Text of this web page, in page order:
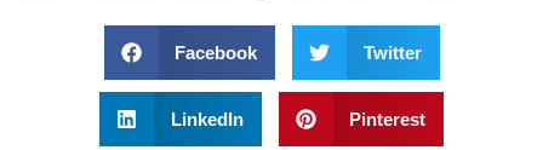
Facebook Twitter
LinkedIn Pinterest